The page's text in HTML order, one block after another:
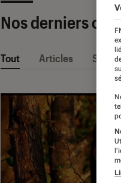
Nos derniers
Tout Articles